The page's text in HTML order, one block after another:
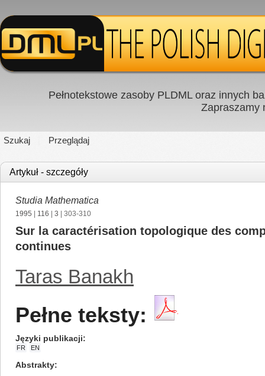
Pełnotekstowe zasoby PLDML oraz innych
Zapraszamy
Szukaj Przeglądaj
Artykuł - szczegóły
Studia Mathematica
1995 116 3 | 303-310
Sur la caractérisation topologique des
continues
Taras Banakh
Pełne teksty:
Języki publikacji
FR EN
Abstrakty